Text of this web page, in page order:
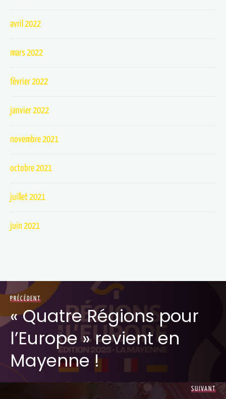
avril 2022
mars 2022
février 2022
janvier 2022
novembre 2021
octobre 2021
juillet 2021
juin 2021
PRÉCÉDENT
« Quatre Régions pour
l’Europe » revient en
Mayenne !
SUIVANT